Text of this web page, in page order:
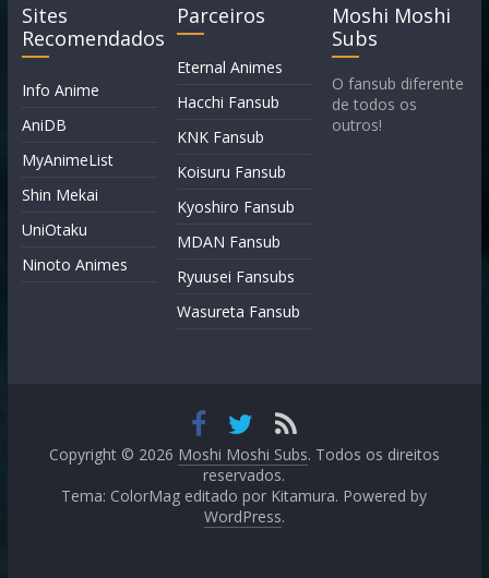
Sites
Recomendados
Info Anime
AniDB
MyAnimeList
Shin Mekai
UniOtaku
Ninoto Animes
Parceiros
Eternal Animes
Hacchi Fansub
KNK Fansub
Koisuru Fansub
Kyoshiro Fansub
MDAN Fansub
Ryuusei Fansubs
Wasureta Fansub
Moshi Moshi
Subs
O fansub diferente
de todos os
outros!
Copyright © 2026 Moshi Moshi Subs. Todos os direitos
reservados.
Tema: ColorMag editado por Kitamura. Powered by
WordPress.